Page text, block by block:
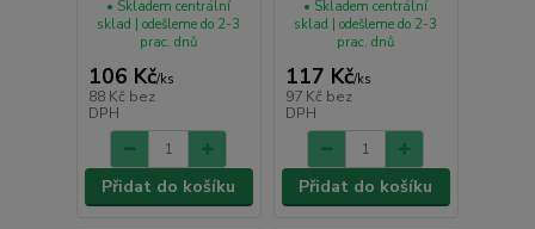
106 Kč/ks
88 Kč bez
DPH
• Skladem centrální
sklad | odešleme do 2-3
prac. dnů
Přidat do košíku
117 Kč/ks
97 Kč bez
DPH
• Skladem centrální
sklad | odešleme do 2-3
prac. dnů
Přidat do košíku